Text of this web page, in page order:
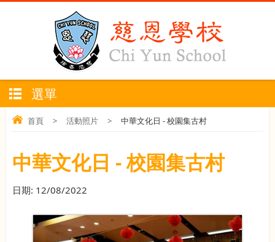
選單
首頁 > 活動照片 > 中華文化日 - 校園集古村
中華文化日 - 校園集古村
日期: 12/08/2022